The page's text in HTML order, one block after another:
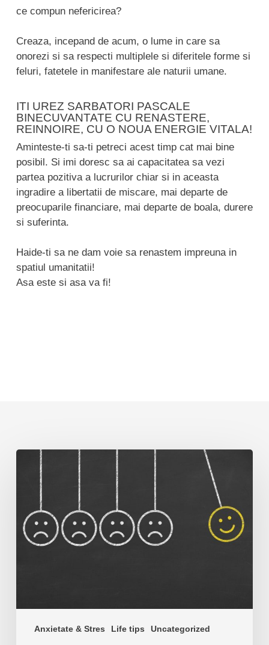
ce compun nefericirea?
Creaza, incepand de acum, o lume in care sa
onorezi si sa respecti multiplele si diferitele forme si
feluri, fatetele in manifestare ale naturii umane.
ITI UREZ SARBATORI PASCALE
BINECUVANTATE CU RENASTERE,
REINNOIRE, CU O NOUA ENERGIE VITALA!
Aminteste-ti sa-ti petreci acest timp cat mai bine
posibil. Si imi doresc sa ai capacitatea sa vezi
partea pozitiva a lucrurilor chiar si in aceasta
ingradire a libertatii de miscare, mai departe de
preocuparile financiare, mai departe de boala, durere
si suferinta.
Haide-ti sa ne dam voie sa renastem impreuna in
spatiul umanitatii!
Asa este si asa va fi!
Anxietate & Stres Life tips Uncategorized
Gândirea
negativă
Tulburarea
Obsesiv
Compulsiva